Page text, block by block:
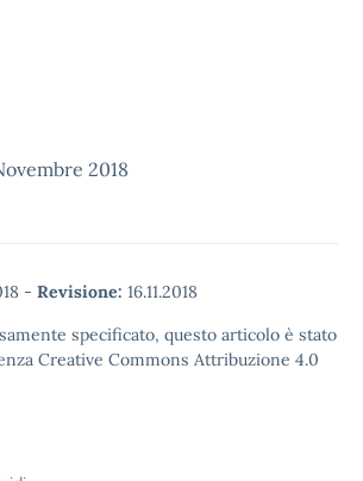
2018
- Revisione: 16.11.2018
specificato, questo articolo è stato
Creative Commons Attribuzione 4.0